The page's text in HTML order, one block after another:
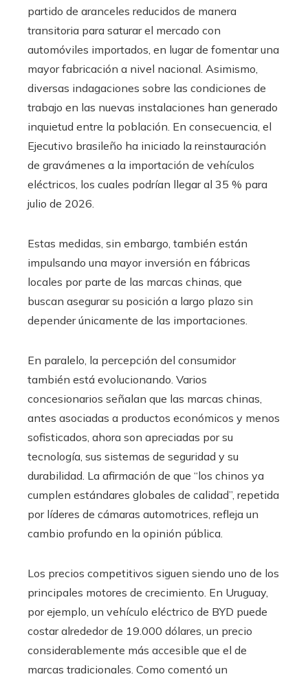
partido de aranceles reducidos de manera
transitoria para saturar el mercado con
automóviles importados, en lugar de fomentar una
mayor fabricación a nivel nacional. Asimismo,
diversas indagaciones sobre las condiciones de
trabajo en las nuevas instalaciones han generado
inquietud entre la población. En consecuencia, el
Ejecutivo brasileño ha iniciado la reinstauración
de gravámenes a la importación de vehículos
eléctricos, los cuales podrían llegar al 35 % para
julio de 2026.
Estas medidas, sin embargo, también están
impulsando una mayor inversión en fábricas
locales por parte de las marcas chinas, que
buscan asegurar su posición a largo plazo sin
depender únicamente de las importaciones.
En paralelo, la percepción del consumidor
también está evolucionando. Varios
concesionarios señalan que las marcas chinas,
antes asociadas a productos económicos y menos
sofisticados, ahora son apreciadas por su
tecnología, sus sistemas de seguridad y su
durabilidad. La afirmación de que “los chinos ya
cumplen estándares globales de calidad”, repetida
por líderes de cámaras automotrices, refleja un
cambio profundo en la opinión pública.
Los precios competitivos siguen siendo uno de los
principales motores de crecimiento. En Uruguay,
por ejemplo, un vehículo eléctrico de BYD puede
costar alrededor de 19.000 dólares, un precio
considerablemente más accesible que el de
marcas tradicionales. Como comentó un